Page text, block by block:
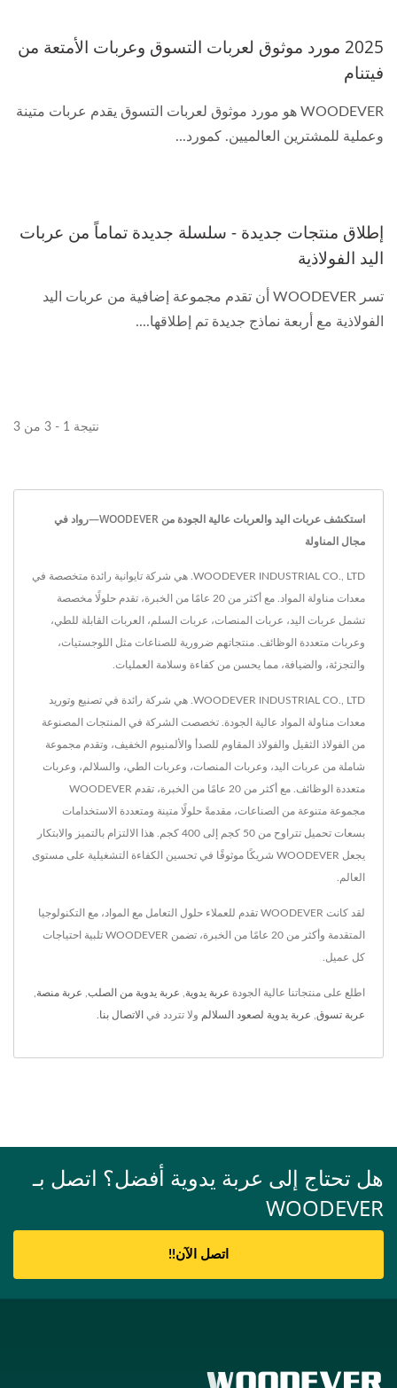
2025 مورد موثوق لعربات التسوق وعربات الأمتعة من
فيتنام
WOODEVER هو مورد موثوق لعربات التسوق يقدم عربات متينة
وعملية للمشترين العالميين. كمورد...
إطلاق منتجات جديدة - سلسلة جديدة تماماً من عربات
اليد الفولاذية
تسر WOODEVER أن تقدم مجموعة إضافية من عربات اليد
الفولاذية مع أربعة نماذج جديدة تم إطلاقها....
نتيجة 1 - 3 من 3
استكشف عربات اليد والعربات عالية الجودة من WOODEVER—رواد في
مجال المناولة
WOODEVER INDUSTRIAL CO., LTD. هي شركة تايوانية رائدة متخصصة في
معدات مناولة المواد. مع أكثر من 20 عامًا من الخبرة، تقدم حلولًا مخصصة
تشمل عربات اليد، عربات المنصات، عربات السلم، العربات القابلة للطي،
وعربات متعددة الوظائف. منتجاتهم ضرورية للصناعات مثل اللوجستيات،
والتجزئة، والضيافة، مما يحسن من كفاءة وسلامة العمليات.
WOODEVER INDUSTRIAL CO., LTD. هي شركة رائدة في تصنيع وتوريد
معدات مناولة المواد عالية الجودة. تخصصت الشركة في المنتجات المصنوعة
من الفولاذ الثقيل والفولاذ المقاوم للصدأ والألمنيوم الخفيف، وتقدم مجموعة
شاملة من عربات اليد، وعربات المنصات، وعربات الطي، والسلالم، وعربات
متعددة الوظائف. مع أكثر من 20 عامًا من الخبرة، تقدم WOODEVER
مجموعة متنوعة من الصناعات، مقدمةً حلولًا متينة ومتعددة الاستخدامات
بسعات تحميل تتراوح من 50 كجم إلى 400 كجم. هذا الالتزام بالتميز والابتكار
يجعل WOODEVER شريكًا موثوقًا في تحسين الكفاءة التشغيلية على مستوى
العالم.
لقد كانت WOODEVER تقدم للعملاء حلول التعامل مع المواد، مع التكنولوجيا
المتقدمة وأكثر من 20 عامًا من الخبرة، تضمن WOODEVER تلبية احتياجات
كل عميل.
اطلع على منتجاتنا عالية الجودة عربة يدوية عربة يدوية من الصلب عربة منصة
عربة تسوق عربة يدوية لصعود السلالم ولا تتردد في الاتصال بنا
هل تحتاج إلى عربة يدوية أفضل؟ اتصل بـ
WOODEVER
اتصل الآن!!